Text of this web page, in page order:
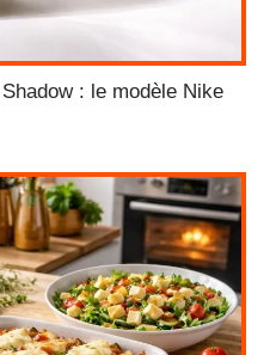
: le modèle Nike